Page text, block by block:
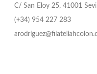
C/ San Eloy 25, 41001
(+34) 954 227 283